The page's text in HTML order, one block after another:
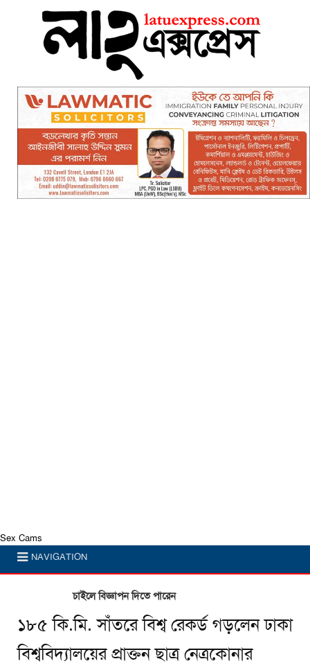
Sex Cams
NAVIGATION
চাইলে বিজ্ঞাপন দিতে পারেন
১৮৫ কি.মি. সাঁতরে বিশ্ব রেকর্ড গড়লেন ঢাকা
বিশ্ববিদ্যালয়ের প্রাক্তন ছাত্র নেত্রকোনার